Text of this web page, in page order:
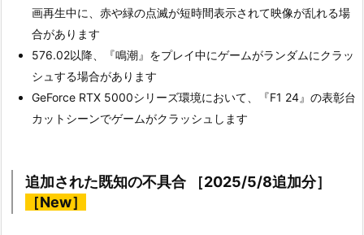
画再生中に、赤や緑の点滅が短時間表示されて映像が乱れる場
合があります
576.02以降、『鳴潮』をプレイ中にゲームがランダムにクラッ
シュする場合があります
GeForce RTX 5000シリーズ環境において、『F1 24』の表彰台
カットシーンでゲームがクラッシュします
追加された既知の不具合 ［2025/5/8追加分］
［New］